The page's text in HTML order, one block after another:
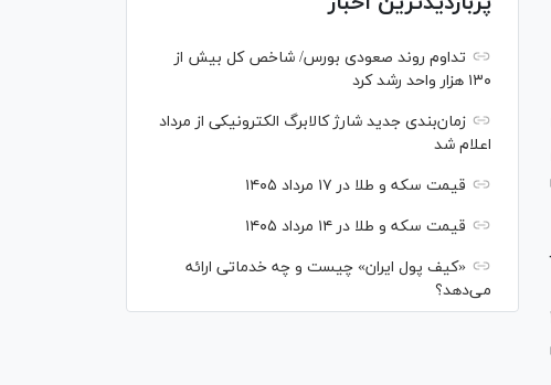
از ۲۵
تداوم روند صعودی بورس/ شاخص کل بیش از
۱۳۰ هزار واحد رشد کرد
زمان‌بندی جدید شارژ کالابرگ الکترونیکی از مرداد
اعلام شد
قیمت سکه و طلا در ۱۷ مرداد ۱۴۰۵
قیمت سکه و طلا در ۱۴ مرداد ۱۴۰۵
«کیف پول ایران» چیست و چه خدماتی ارائه
می‌دهد؟